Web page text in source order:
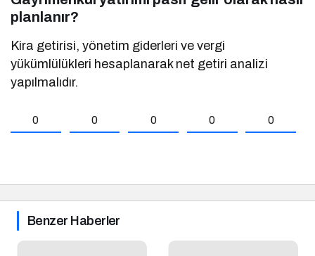
planlanır?
Kira getirisi, yönetim giderleri ve vergi
yükümlülükleri hesaplanarak net getiri analizi
yapılmalıdır.
0 0 0 0 0
Benzer Haberler